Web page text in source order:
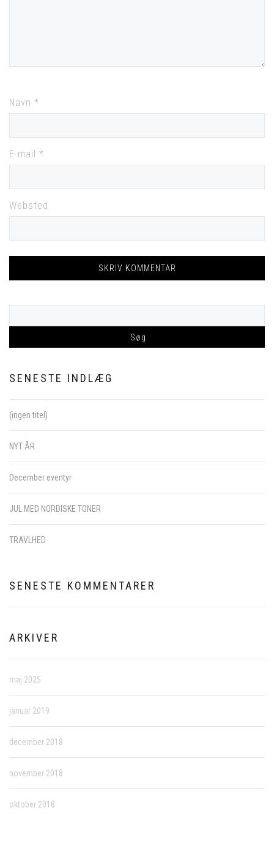
Navn *
E-mail *
Websted
SENESTE INDLÆG
(ingen titel)
NYT ÅR
December eventyr
JUL MED NORDISKE TONER
TRAVLHED
SENESTE KOMMENTARER
ARKIVER
maj 2025
januar 2019
december 2018
november 2018
oktober 2018